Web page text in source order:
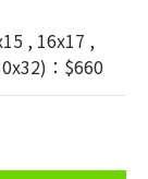
, 16x17 ,
：$660